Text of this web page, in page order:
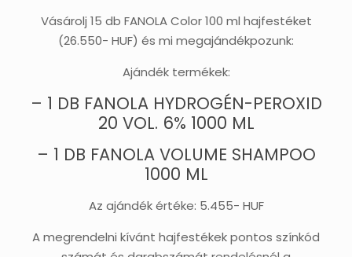
Vásárolj 15 db FANOLA Color 100 ml hajfestéket
(26.550- HUF) és mi megajándékpozunk:
Ajándék termékek:
– 1 DB FANOLA HYDROGÉN-PEROXID
20 VOL. 6% 1000 ML
– 1 DB FANOLA VOLUME SHAMPOO
1000 ML
Az ajándék értéke: 5.455- HUF
A megrendelni kívánt hajfestékek pontos színkód